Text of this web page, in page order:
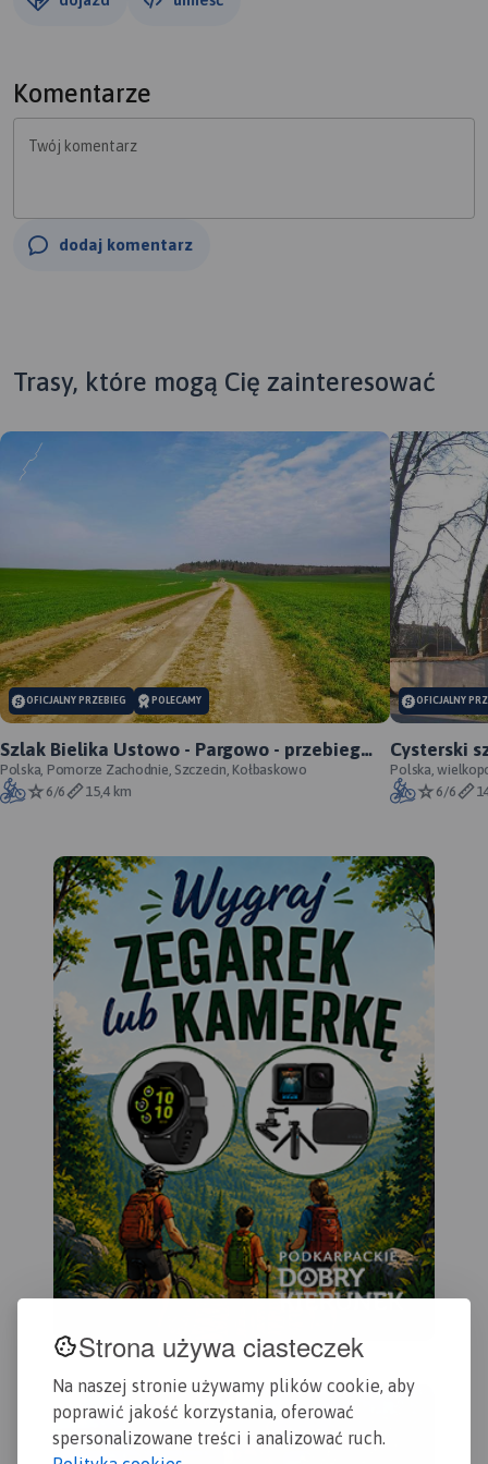
Strona używa ciasteczek
Na naszej stronie używamy plików cookie, aby
poprawić jakość korzystania, oferować
spersonalizowane treści i analizować ruch.
Komentarze
Twój komentarz
dodaj komentarz
Trasy, które mogą Cię zainteresować
OFICJALNY PRZEBIEG POLECAMY
Szlak Bielika Ustowo - Pargowo - przebieg
oficjalny
Polska, Pomorze Zachodnie, Szczecin, Kołbaskowo
6/6
15,4 km
OFICJALNY
Cysterski
Polska,
6/6